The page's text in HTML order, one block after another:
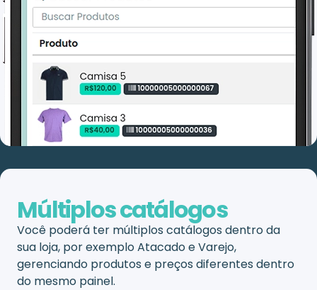
Múltiplos catálogos
Você poderá ter múltiplos catálogos dentro da
sua loja, por exemplo Atacado e Varejo,
gerenciando produtos e preços diferentes dentro
do mesmo painel.